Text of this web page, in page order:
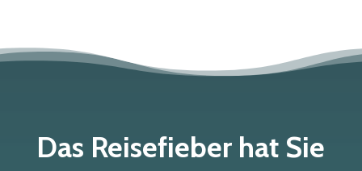
Das Reisefieber hat Sie